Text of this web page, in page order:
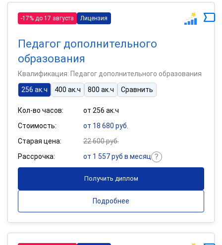
-17% до 17 августа Лицензия
Педагог дополнительного
образования
Квалификация: Педагог дополнительного образования
256 ак.ч
400 ак.ч 800 ак.ч Сравнить
Кол-во часов:
от 256 ак.ч
Стоимость:
от 18 680 руб.
Старая цена:
22 600 руб.
Рассрочка:
от 1 557 руб в месяц
Получить диплом
Подробнее